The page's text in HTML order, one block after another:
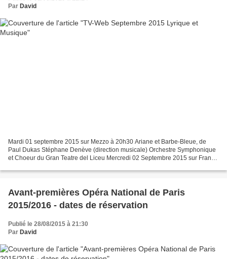
Par David
Mardi 01 septembre 2015 sur Mezzo à 20h30 Ariane et Barbe-Bleue, de
Paul Dukas Stéphane Denève (direction musicale) Orchestre Symphonique
et Choeur du Gran Teatre del Liceu Mercredi 02 Septembre 2015 sur France
Avant-premières Opéra National de Paris
2015/2016 - dates de réservation
Publié le 28/08/2015 à 21:30
Par David